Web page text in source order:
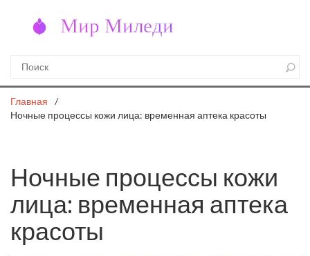
Главная
Ночные процессы кожи лица: временная аптека красоты
Ночные процессы кожи
лица: временная аптека
красоты